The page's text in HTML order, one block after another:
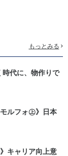
もっとみる
時代に、物作りで
ルフォ㊤》日本
キャリア向上意